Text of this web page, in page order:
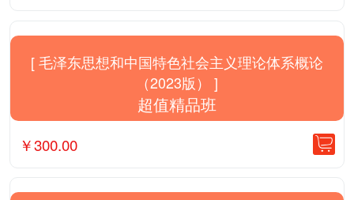
[ 毛泽东思想和中国特色社会主义理论体系概论
（2023版） ]
超值精品班
￥300.00